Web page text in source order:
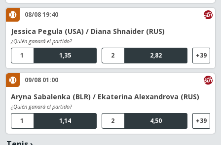
08/08 19:40
Jessica Pegula (USA) / Diana Shnaider (RUS)
¿Quién ganará el partido?
1,35
1 2,82
2 +39
09/08 01:00
Aryna Sabalenka (BLR) / Ekaterina Alexandrova (RUS)
¿Quién ganará el partido?
1,14
1 4,50
2 +39